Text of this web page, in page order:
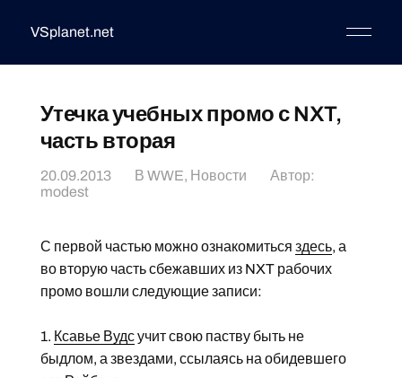
VSplanet.net
Утечка учебных промо с NXT,
часть вторая
20.09.2013 В WWE, Новости
Автор:
modest
С первой частью можно ознакомиться здесь, а
во вторую часть сбежавших из NXT рабочих
промо вошли следующие записи:
1. Ксавье Вудсучит свою паству быть не
быдлом, а звездами, ссылаясь на обидевшего